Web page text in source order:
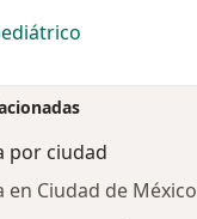
por ciudad
en Ciudad de México